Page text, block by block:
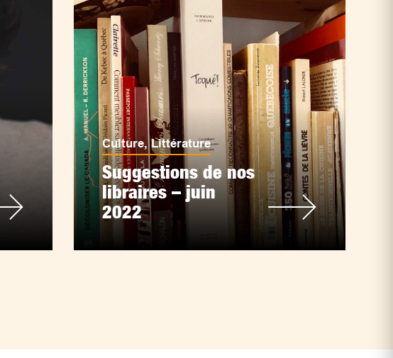
Culture,Littérature
Suggestions de nos
libraires – juin
2022